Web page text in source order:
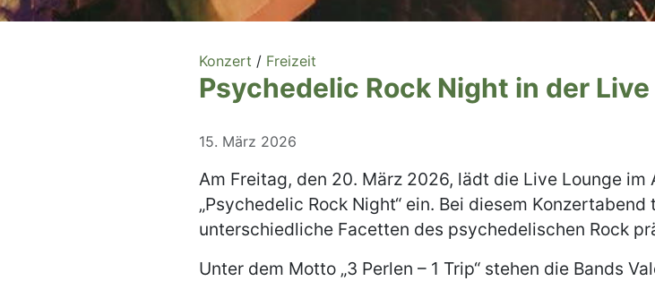
Konzert / Freizeit
Psychedelic Rock Night in der
15. März 2026
Am Freitag, den 20. März 2026, lädt die Live Lounge im
„Psychedelic Rock Night“ ein. Bei diesem
unterschiedliche Facetten des psychedelischen Rock
Unter dem Motto „3 Perlen – 1 Trip“ stehen die Bands